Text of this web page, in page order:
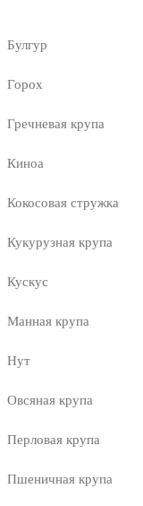
Булгур
Горох
Гречневая крупа
Киноа
Кокосовая стружка
Кукурузная крупа
Кускус
Манная крупа
Нут
Овсяная крупа
Перловая крупа
Пшеничная крупа